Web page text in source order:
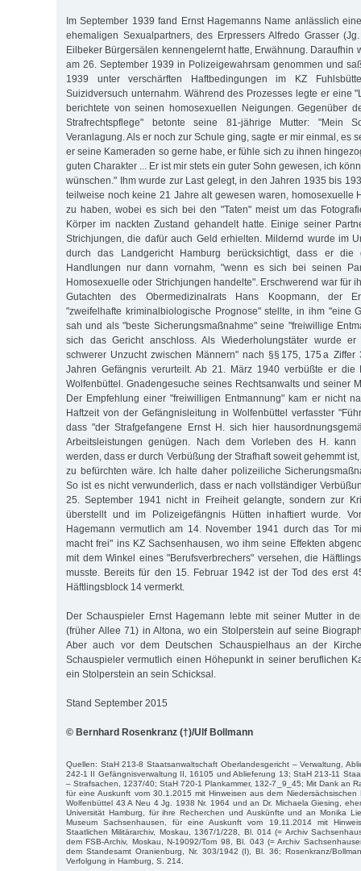
Im September 1939 fand Ernst Hagemanns Name anlässlich
ehemaligen Sexualpartners, des Erpressers Alfredo Grasser
Eilbeker Bürgersälen kennengelernt hatte, Erwähnung. Daraufhin
am 26. September 1939 in Polizeigewahrsam genommen und
1939 unter verschärften Haftbedingungen im KZ
Suizidversuch unternahm. Während des Prozesses legte er eine
berichtete von seinen homosexuellen Neigungen. Gegenüber
Strafrechtspflege" betonte seine 81-jährige Mutter: "Mein
Veranlagung. Als er noch zur Schule ging, sagte er mir einmal, es
er seine Kameraden so gerne habe, er fühle sich zu ihnen
guten Charakter ... Er ist mir stets ein guter Sohn gewesen, ich
wünschen." Ihm wurde zur Last gelegt, in den Jahren 1935 bis
teilweise noch keine 21 Jahre alt gewesen waren, homosexuelle
zu haben, wobei es sich bei den "Taten" meist um das
Körper im nackten Zustand gehandelt hatte. Einige seiner
Strichjungen, die dafür auch Geld erhielten. Mildernd wurde im
durch das Landgericht Hamburg berücksichtigt, dass er die
Handlungen nur dann vornahm, "wenn es sich bei seinen
Homosexuelle oder Strichjungen handelte". Erschwerend war für
Gutachten des Obermedizinalrats Hans Koopmann, der
"zweifelhafte kriminalbiologische Prognose" stellte, in ihm "eine
sah und als "beste Sicherungsmaßnahme" seine "freiwillige
sich das Gericht anschloss. Als Wiederholungstäter wurde
schwerer Unzucht zwischen Männern" nach §§ 175, 175 a
Jahren Gefängnis verurteilt. Ab 21. März 1940 verbüßte er die
Wolfenbüttel. Gnadengesuche seines Rechtsanwalts und seiner
Der Empfehlung einer "freiwilligen Entmannung" kam er nicht
Haftzeit von der Gefängnisleitung in Wolfenbüttel verfasster
dass "der Strafgefangene Ernst H. sich hier
Arbeitsleistungen genügen. Nach dem Vorleben des H. kann
werden, dass er durch Verbüßung der Strafhaft soweit gehemmt
zu befürchten wäre. Ich halte daher polizeiliche
So ist es nicht verwunderlich, dass er nach vollständiger
25. September 1941 nicht in Freiheit gelangte, sondern zur
überstellt und im Polizeigefängnis Hütten inhaftiert wurde.
Hagemann vermutlich am 14. November 1941 durch das Tor
macht frei" ins KZ Sachsenhausen, wo ihm seine Effekten
mit dem Winkel eines "Berufsverbrechers" versehen, die
musste. Bereits für den 15. Februar 1942 ist der Tod des erst
Häftlingsblock 14 vermerkt.
Der Schauspieler Ernst Hagemann lebte mit seiner Mutter in
(früher Allee 71) in Altona, wo ein Stolperstein auf seine
Aber auch vor dem Deutschen Schauspielhaus an der
Schauspieler vermutlich einen Höhepunkt in seiner beruflichen
ein Stolperstein an sein Schicksal.
Stand September 2015
© Bernhard Rosenkranz (†)/Ulf Bollmann
Quellen: StaH 213-8 Staatsanwaltschaft Oberlandesgericht – Verwaltung,
242-1 II Gefängnisverwaltung II, 16105 und Ablieferung 13; StaH 213-11
– Strafsachen, 1237/40; StaH 720-1 Plankammer, 132-7_9_45; Mit Dank an
für eine Auskunft vom 30.1.2015 mit Hinweisen aus dem Niedersächsischen
Wolfenbüttel 43 A Neu 4 Jg. 1938 Nr. 1964 und an Dr. Michaela Giesing,
Universität Hamburg, für ihre Recherchen und Auskünfte und an Monika
Museum Sachsenhausen, für eine Auskunft vom 19.11.2014 mit
Staatlichen Militärarchiv, Moskau, 1367/1/228, Bl. 014 (= Archiv
dem FSB-Archiv, Moskau, N-19092/Tom 98, Bl. 043 (= Archiv
dem Standesamt Oranienburg, Nr. 303/1942 (I), Bl. 36; Rosenkranz/
Verfolgung in Hamburg, S. 214.